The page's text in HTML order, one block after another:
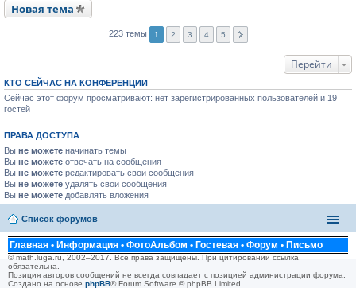
Новая тема
223 темы 1 2 3 4 5
Перейти
КТО СЕЙЧАС НА КОНФЕРЕНЦИИ
Сейчас этот форум просматривают: нет зарегистрированных пользователей и 19
гостей
ПРАВА ДОСТУПА
Вы не можете начинать темы
Вы не можете отвечать на сообщения
Вы не можете редактировать свои сообщения
Вы не можете удалять свои сообщения
Вы не можете добавлять вложения
Список форумов
Главная • Информация • ФотоАльбом • Гостевая • Форум • Письмо
© math.luga.ru, 2002–2017. Все права защищены. При цитировании ссылка
обязательна.
Позиция авторов сообщений не всегда совпадает с позицией администрации форума.
Создано на основе phpBB® Forum Software © phpBB Limited